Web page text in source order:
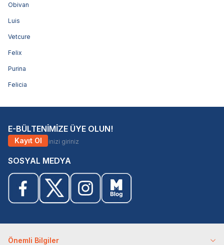
Obivan
Luis
Vetcure
Felix
Purina
Felicia
E-BÜLTENİMİZE ÜYE OLUN!
Kayıt Ol
SOSYAL MEDYA
Önemli Bilgiler